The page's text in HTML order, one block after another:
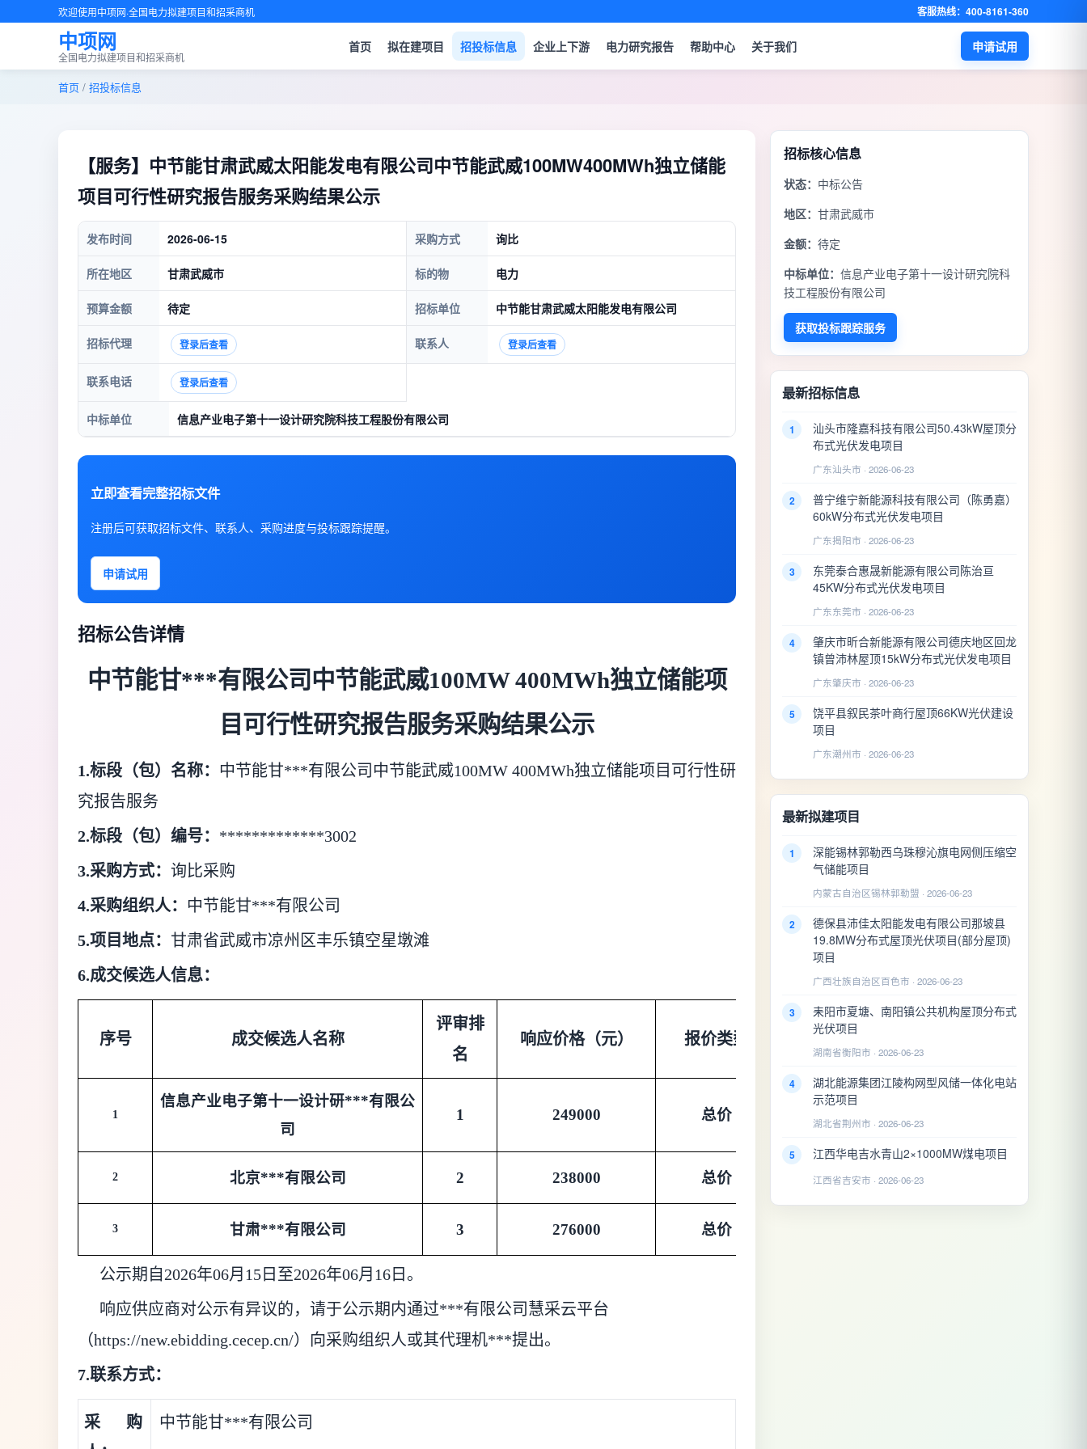
欢迎使用中项网·全国电力拟建项目和招采商机 客服热线：400-8161-360
中项网
全国电力拟建项目和招采商机
首页 拟在建项目 招投标信息 企业上下游 电力研究报告 帮助中心 关于我们 申请试用
首页 / 招投标信息
【服务】中节能甘肃武威太阳能发电有限公司中节能武威100MW400MWh独立储能
项目可行性研究报告服务采购结果公示
发布时间 2026-06-15 采购方式 询比
所在地区 甘肃武威市 标的物 电力
预算金额 待定 招标单位 中节能甘肃武威太阳能发电有限公司
招标代理 登录后查看 联系人 登录后查看
联系电话 登录后查看
中标单位 信息产业电子第十一设计研究院科技工程股份有限公司
立即查看完整招标文件
注册后可获取招标文件、联系人、采购进度与投标跟踪提醒。
申请试用
招标公告详情
中节能甘***有限公司中节能武威100MW 400MWh独立储能项
目可行性研究报告服务采购结果公示
1.标段（包）名称： 中节能甘***有限公司中节能武威100MW 400MWh独立储能项目可行性研
究报告服务
2.标段（包）编号： *************3002
3.采购方式： 询比采购
4.采购组织人： 中节能甘***有限公司
5.项目地点： 甘肃省武威市凉州区丰乐镇空星墩滩
6.成交候选人信息：
序号 成交候选人名称
评审排
名
响应价格（元） 报价类型
1
信息产业电子第十一设计研***有限公
司
1 249000 总价
2 北京***有限公司 2 238000 总价
3 甘肃***有限公司 3 276000 总价
公示期自2026年06月15日至2026年06月16日。
响应供应商对公示有异议的，请于公示期内通过***有限公司慧采云平台
（https://new.ebidding.cecep.cn/）向采购组织人或其代理机***提出。
7.联系方式：
采购
中节能甘***有限公司
招标核心信息
状态： 中标公告
地区： 甘肃武威市
金额： 待定
中标单位： 信息产业电子第十一设计研究院科
技工程股份有限公司
获取投标跟踪服务
最新招标信息
1
汕头市隆嘉科技有限公司50.43kW屋顶分
布式光伏发电项目
广东汕头市 · 2026-06-23
2
普宁维宁新能源科技有限公司（陈勇嘉）
60kW分布式光伏发电项目
广东揭阳市 · 2026-06-23
3
东莞泰合惠晟新能源有限公司陈治亘
45KW分布式光伏发电项目
广东东莞市 · 2026-06-23
4
肇庆市昕合新能源有限公司德庆地区回龙
镇曾沛林屋顶15kW分布式光伏发电项目
广东肇庆市 · 2026-06-23
5
饶平县叙民茶叶商行屋顶66KW光伏建设
项目
广东潮州市 · 2026-06-23
最新拟建项目
1
深能锡林郭勒西乌珠穆沁旗电网侧压缩空
气储能项目
内蒙古自治区锡林郭勒盟 · 2026-06-23
2
德保县沛佳太阳能发电有限公司那坡县
19.8MW分布式屋顶光伏项目(部分屋顶)
项目
广西壮族自治区百色市 · 2026-06-23
3
耒阳市夏塘、南阳镇公共机构屋顶分布式
光伏项目
湖南省衡阳市 · 2026-06-23
4
湖北能源集团江陵构网型风储一体化电站
示范项目
湖北省荆州市 · 2026-06-23
5 江西华电吉水青山2×1000MW煤电项目
江西省吉安市 · 2026-06-23